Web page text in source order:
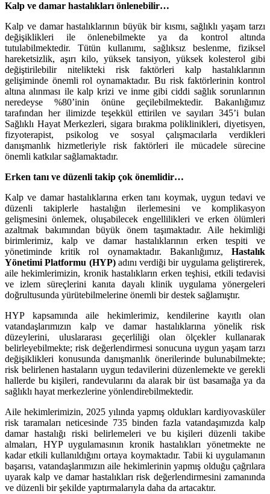
Kalp ve damar hastalıkları önlenebilir…
Kalp ve damar hastalıklarının büyük bir kısmı, sağlıklı yaşam tarzı
değişiklikleri ile önlenebilmekte ya da kontrol altında
tutulabilmektedir. Tütün kullanımı, sağlıksız beslenme, fiziksel
hareketsizlik, aşırı kilo, yüksek tansiyon, yüksek kolesterol gibi
değiştirilebilir nitelikteki risk faktörleri kalp hastalıklarının
gelişiminde önemli rol oynamaktadır. Bu risk faktörlerinin kontrol
altına alınması ile kalp krizi ve inme gibi ciddi sağlık sorunlarının
neredeyse %80’inin önüne geçilebilmektedir. Bakanlığımız
tarafından her ilimizde teşekkül ettirilen ve sayıları 345’i bulan
Sağlıklı Hayat Merkezleri, sigara bırakma poliklinikleri, diyetisyen,
fizyoterapist, psikolog ve sosyal çalışmacılarla verdikleri
danışmanlık hizmetleriyle risk faktörleri ile mücadele sürecine
önemli katkılar sağlamaktadır.
Erken tanı ve düzenli takip çok önemlidir…
Kalp ve damar hastalıklarına erken tanı koymak, uygun tedavi ve
düzenli takiplerle hastalığın ilerlemesini ve komplikasyon
gelişmesini önlemek, oluşabilecek engellilikleri ve erken ölümleri
azaltmak bakımından büyük önem taşımaktadır. Aile hekimliği
birimlerimiz, kalp ve damar hastalıklarının erken tespiti ve
yönetiminde kritik rol oynamaktadır. Bakanlığımız,Hastalık
Yönetimi Platformu (HYP)adını verdiği bir uygulama geliştirerek,
aile hekimlerimizin, kronik hastalıkların erken teşhisi, etkili tedavisi
ve izlem süreçlerini kanıta dayalı klinik uygulama yönergeleri
doğrultusunda yürütebilmelerine önemli bir destek sağlamıştır.
HYP kapsamında aile hekimlerimiz, kendilerine kayıtlı olan
vatandaşlarımızın kalp ve damar hastalıklarına yönelik risk
düzeylerini, uluslararası geçerliliği olan ölçekler kullanarak
belirleyebilmekte; risk değerlendirmesi sonucuna uygun yaşam tarzı
değişiklikleri konusunda danışmanlık önerilerinde bulunabilmekte;
risk belirlenen hastaların uygun tedavilerini düzenlemekte ve gerekli
hallerde bu kişileri, randevularını da alarak bir üst basamağa ya da
sağlıklı hayat merkezlerine yönlendirebilmektedir.
Aile hekimlerimizin, 2025 yılında yapmış oldukları kardiyovasküler
risk taramaları neticesinde 735 binden fazla vatandaşımızda kalp
damar hastalığı riski belirlemeleri ve bu kişileri düzenli takibe
almaları, HYP uygulamasının kronik hastalıkları yönetmekte ne
kadar etkili kullanıldığını ortaya koymaktadır. Tabii ki uygulamanın
başarısı, vatandaşlarımızın aile hekimlerinin yapmış olduğu çağrılara
uyarak kalp ve damar hastalıkları risk değerlendirmesini zamanında
ve düzenli bir şekilde yaptırmalarıyla daha da artacaktır.